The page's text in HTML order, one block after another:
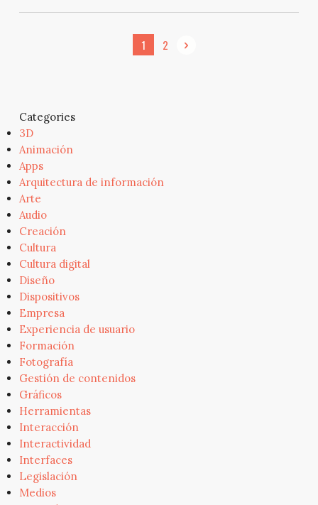
1 2
Categories
3D
Animación
Apps
Arquitectura de información
Arte
Audio
Creación
Cultura
Cultura digital
Diseño
Dispositivos
Empresa
Experiencia de usuario
Formación
Fotografía
Gestión de contenidos
Gráficos
Herramientas
Interacción
Interactividad
Interfaces
Legislación
Medios